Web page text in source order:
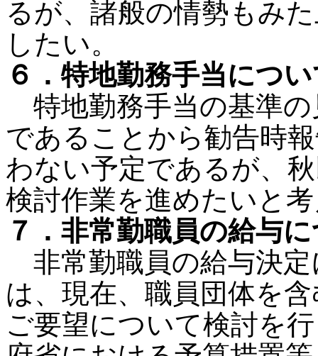
るが、諸般の情勢もみ
したい。
６．特地勤務手当につ
特地勤務手当の基準
であることから勧告時
わない予定であるが、
検討作業を進めたいと
７．非常勤職員の給与
非常勤職員の給与決
は、現在、職員団体を
ご要望について検討を